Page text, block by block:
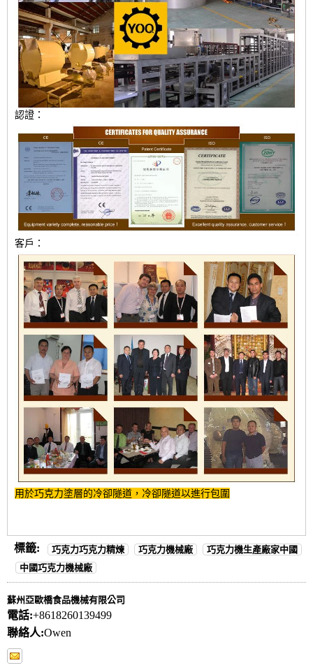
認證：
客戶：
用於巧克力塗層的冷卻隧道，冷卻隧道以進行包圍
標籤: 巧克力巧克力精煉 巧克力機械廠
巧克力機生產廠家中國
中國巧克力機械廠
蘇州亞歐橋食品機械有限公司
電話:+8618260139499
聯絡人:Owen